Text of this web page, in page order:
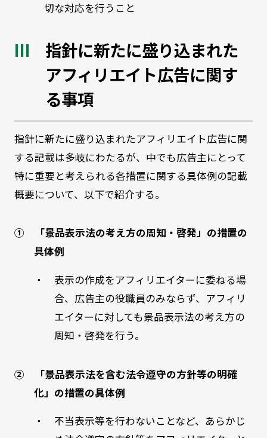
切な対応を行うこと
指針に新たに盛り込まれた
アフィリエイト広告に関す
る事項
指針に新たに盛り込まれたアフィリエイト広告に関
する記載は多岐にわたるが、中でも広告主にとって
特に重要と考えられる各措置に関する具体例の記載
概要について、以下で紹介する。
① 「景品表示法の考え方の周知・啓発」の措置の
具体例
・ 表示の作成をアフィリエイターに委ねる場
合、広告主の役職員のみならず、アフィリ
エイターに対しても景品表示法の考え方の
周知・啓発を行う。
② 「景品表示法を含む法令遵守の方針等の明確
化」の措置の具体例
・ 不当表示等を行わないことなど、あらかじ